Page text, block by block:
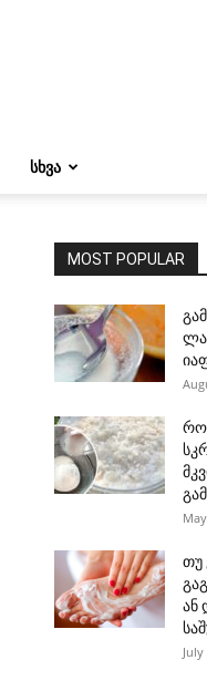
ᲡᲮᲕᲐ
MOST POPULAR
თუ
ან